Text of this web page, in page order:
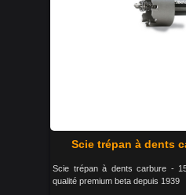
Scie trépan à dents
Scie trépan à dents carbure -
qualité premium beta depuis 1939